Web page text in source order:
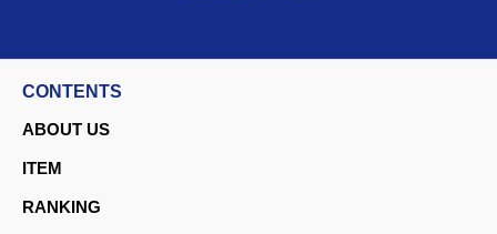
CONTENTS
ABOUT US
ITEM
RANKING